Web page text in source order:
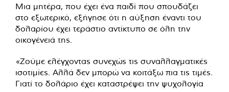
Μια μητέρα, που έχει ένα παιδί που σπουδάζει
στο εξωτερικό, εξήγησε ότι η αύξηση έναντι του
δολαρίου έχει τεράστιο αντίκτυπο σε όλη την
οικογένειά της.
«Ζούμε ελέγχοντας συνεχώς τις συναλλαγματικές
ισοτιμίες. Αλλά δεν μπορώ να κοιτάξω πια τις τιμές.
Γιατί το δολάριο έχει καταστρέψει την ψυχολογία